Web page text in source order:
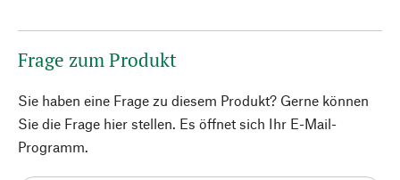
Frage zum Produkt
Sie haben eine Frage zu diesem Produkt? Gerne können
Sie die Frage hier stellen. Es öffnet sich Ihr E-Mail-
Programm.